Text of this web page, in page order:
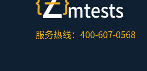
服务热线：400-607-0568